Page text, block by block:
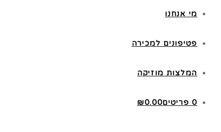
מי אנחנו
פטיפונים למכירה
המלצות מוזיקה
0 פריטים ₪0.00